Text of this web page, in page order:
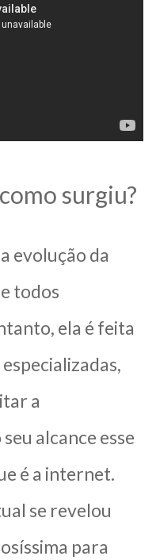
surgiu?
evolução da
todos
ela é feita
a
alcance esse
é a internet.
se revelou
para